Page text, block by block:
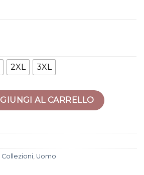
2XL 3XL
AL CARRELLO
, Uomo